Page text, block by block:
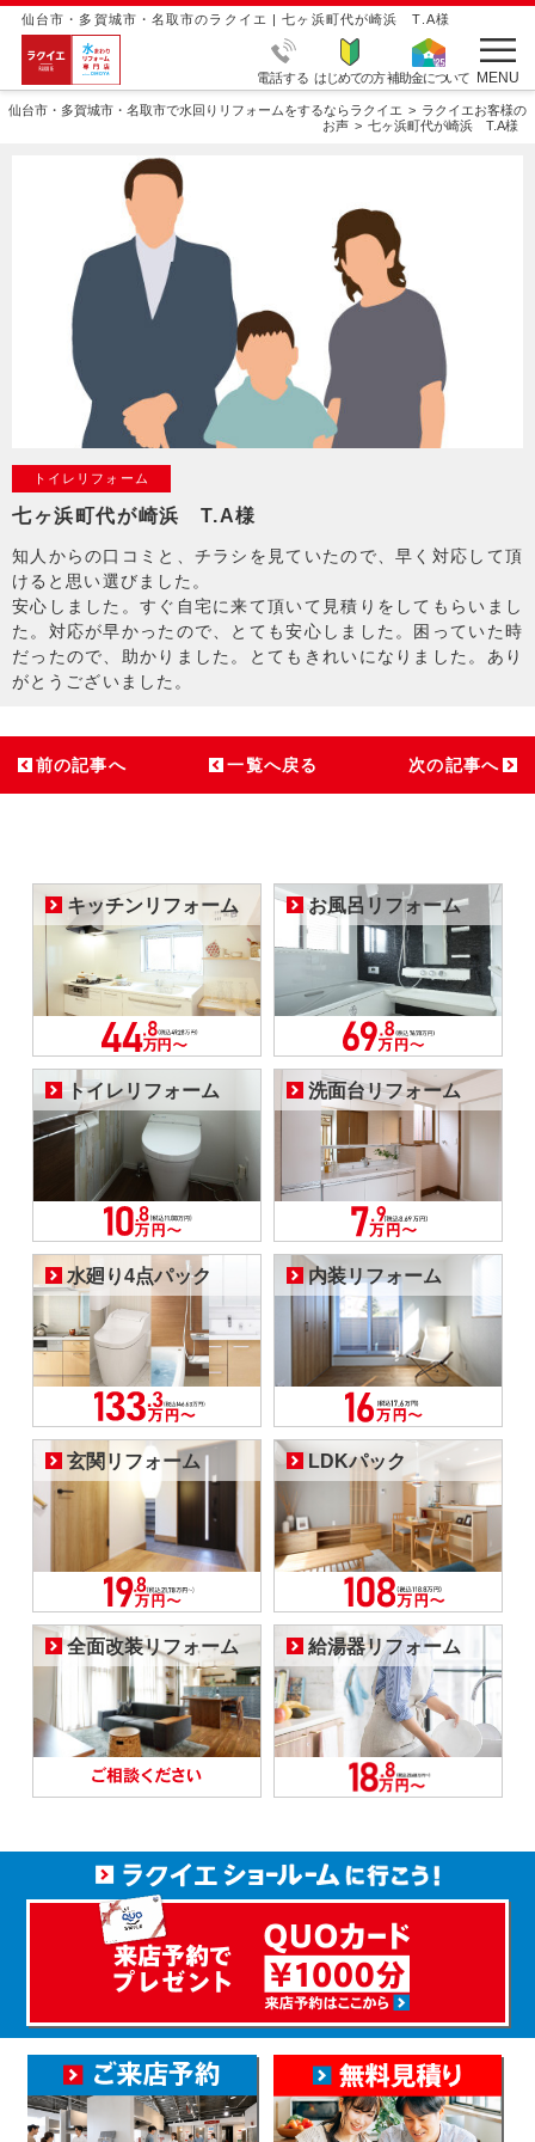
仙台市・多賀城市・名取市のラクイエ | 七ヶ浜町代が崎浜 T.A様
電話する はじめての方補助金について MENU
仙台市・多賀城市・名取市で水回りリフォームをするならラクイエ
ラクイエお客様の
お声
七ヶ浜町代が崎浜 T.A様
トイレリフォーム
七ヶ浜町代が崎浜 T.A様
知人からの口コミと、チラシを見ていたので、早く対応して頂
けると思い選びました。
安心しました。すぐ自宅に来て頂いて見積りをしてもらいまし
た。対応が早かったので、とても安心しました。困っていた時
だったので、助かりました。とてもきれいになりました。あり
がとうございました。
前の記事へ 一覧へ戻る 次の記事へ
キッチンリフォーム お風呂リフォーム
トイレリフォーム 洗面台リフォーム
水廻り4点パック 内装リフォーム
玄関リフォーム LDKパック
全面改装リフォーム 給湯器リフォーム